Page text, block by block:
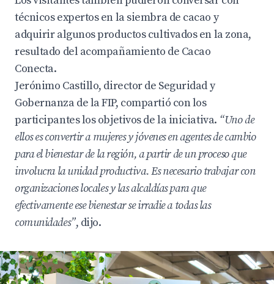
técnicos expertos en la siembra de cacao y
adquirir algunos productos cultivados en la zona,
resultado del acompañamiento de Cacao
Conecta.
Jerónimo Castillo, director de Seguridad y
Gobernanza de la FIP, compartió con los
participantes los objetivos de la iniciativa. “Uno de
ellos es convertir a mujeres y jóvenes en agentes de cambio
para el bienestar de la región, a partir de un proceso que
involucra la unidad productiva. Es necesario trabajar con
organizaciones locales y las alcaldías para que
efectivamente ese bienestar se irradie a todas las
comunidades”, dijo.